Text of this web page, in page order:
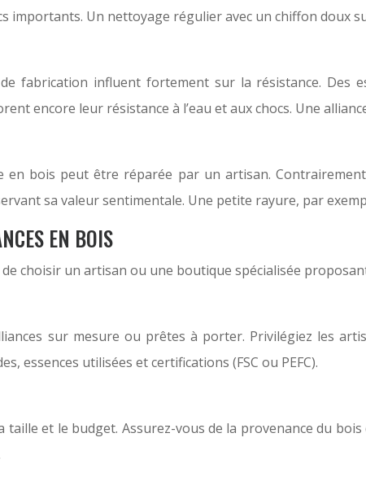
importants. Un nettoyage régulier avec un chiffon doux
fabrication influent fortement sur la résistance. Des
encore leur résistance à l’eau et aux chocs. Une
en bois peut être réparée par un artisan.
sa valeur sentimentale. Une petite rayure, par
EN BOIS
choisir un artisan ou une boutique spécialisée
sur mesure ou prêtes à porter. Privilégiez les
essences utilisées et certifications (FSC ou PEFC).
taille et le budget. Assurez-vous de la provenance du